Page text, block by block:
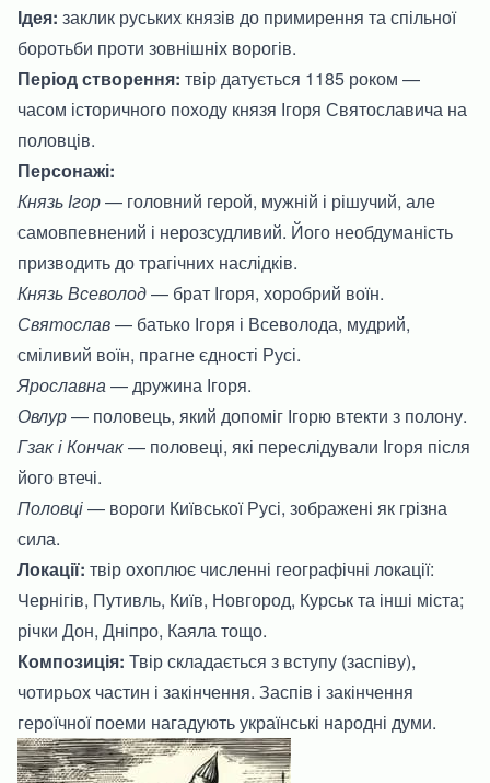
Ідея: заклик руських князів до примирення та спільної
боротьби проти зовнішніх ворогів.
Період створення: твір датується 1185 роком —
часом історичного походу князя Ігоря Святославича на
половців.
Персонажі:
Князь Ігор— головний герой, мужній і рішучий, але
самовпевнений і нерозсудливий. Його необдуманість
призводить до трагічних наслідків.
Князь Всеволод— брат Ігоря, хоробрий воїн.
Святослав— батько Ігоря і Всеволода, мудрий,
сміливий воїн, прагне єдності Русі.
Ярославна— дружина Ігоря.
Овлур— половець, який допоміг Ігорю втекти з полону.
Гзак і Кончак— половеці, які переслідували Ігоря після
його втечі.
Половці— вороги Київської Русі, зображені як грізна
сила.
Локації: твір охоплює численні географічні локації:
Чернігів, Путивль, Київ, Новгород, Курськ та інші міста;
річки Дон, Дніпро, Каяла тощо.
Композиція: Твір складається з вступу (заспіву),
чотирьох частин і закінчення. Заспів і закінчення
героїчної поеми нагадують українські народні думи.